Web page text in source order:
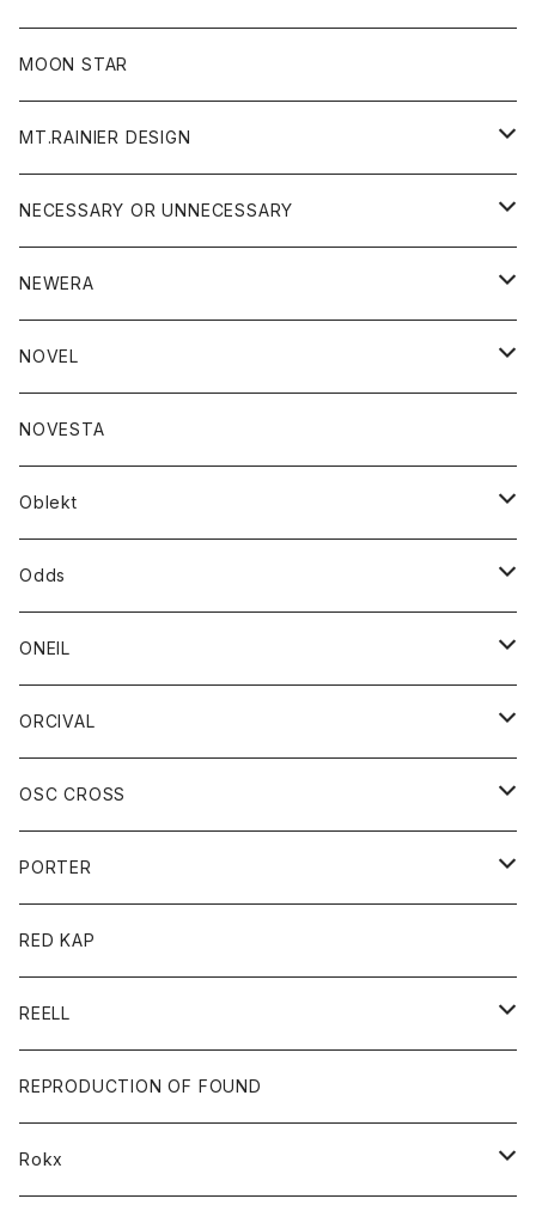
フリース
ジャケット
ニット
パンツ
帽子
MOON STAR
MT.RAINIER DESIGN
アウター
コート
ジャケット
アクセサリー
バッグ
グッズ
ウォレット
靴
トップス
ジャケット
シャツ
ボトム
ショートパンツ
パンツ
レディース
シャツ
Tシャツ
NECESSARY OR UNNECESSARY
アウター
コート
ジャケット
アクセサリー
バッグ
ブレスレット
グッズ
靴
ストール/マフラー
トップス
シャツ
シャツジャケット
ロングスリーブＴシャツ
ボトム
ショートパンツ
ジーンズ
NEWERA
帽子
NOVEL
トップス
カットソー
スエット
ボトム
NOVESTA
Oblekt
ボトム
ショートパンツ
パンツ
レディース
ボトム
Odds
帽子
ONEIL
スカート
ORCIVAL
アウター
コート
ジャケット
アクセサリー
バッグ
キッズ
Tシャツ
帽子
グッズ
靴
バック
トップス
カットソー
ボトムス
OSC CROSS
ダウンジャケット
PORTER
カードホルダー
キーホルダー
財布
バック
RED KAP
REELL
パンツ
ショートパンツ
REPRODUCTION OF FOUND
Rokx